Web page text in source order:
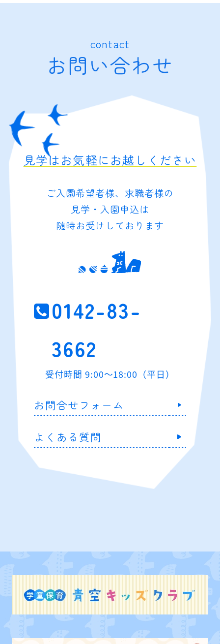
contact
お問い合わせ
見学はお気軽にお越しください
ご入園希望者様、求職者様の
見学・入園申込は
随時お受けしております
0142-83-
3662
受付時間 9:00～18:00（平日）
お問合せフォーム
よくある質問